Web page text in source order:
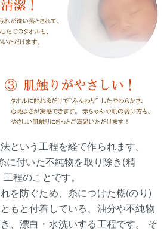
という工程を経て作られます。
に付いた不純物を取り除き(精
程のことです。
を防ぐため、糸につけた糊(のり)
もと付着している、油分や不純物
、漂白・水洗いする工程です。 そ